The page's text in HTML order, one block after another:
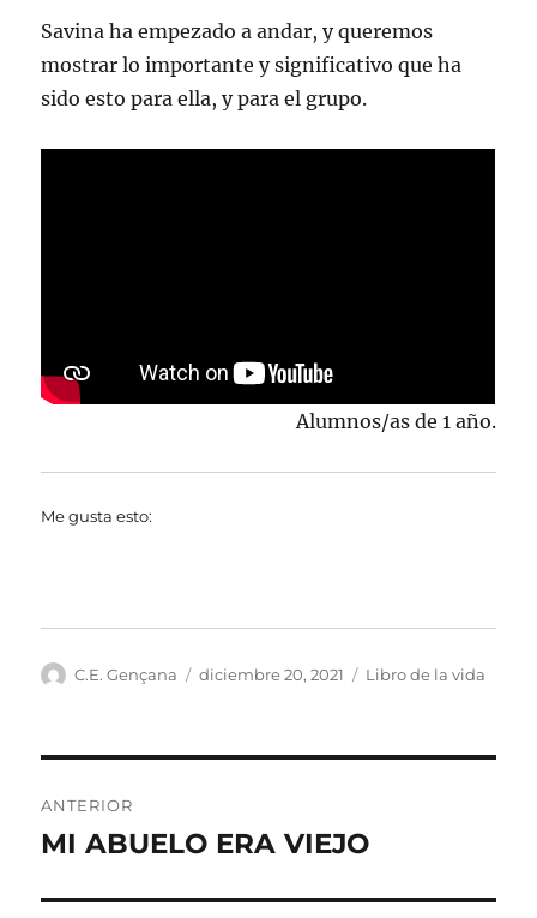
Savina ha empezado a andar, y queremos
mostrar lo importante y significativo que ha
sido esto para ella, y para el grupo.
Alumnos/as de 1 año.
Me gusta esto:
Autor
C.E. Gençana
Publicado
diciembre 20, 2021 Categorías
Libro de la vida
de
ANTERIOR
Entrada
MI ABUELO ERA VIEJO